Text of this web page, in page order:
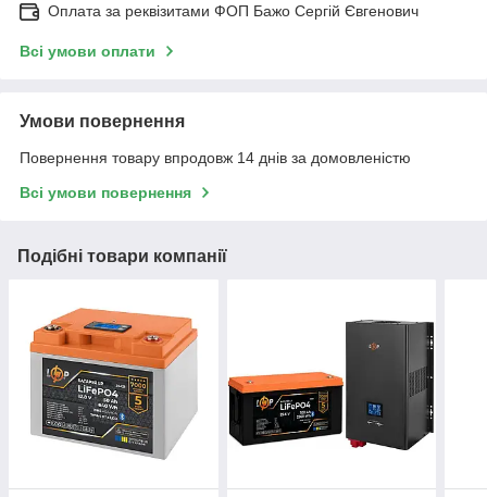
Оплата за реквізитами ФОП Бажо Сергій Євгенович
Всі умови оплати
Умови повернення
Повернення товару впродовж 14 днів за домовленістю
Всі умови повернення
Подібні товари компанії